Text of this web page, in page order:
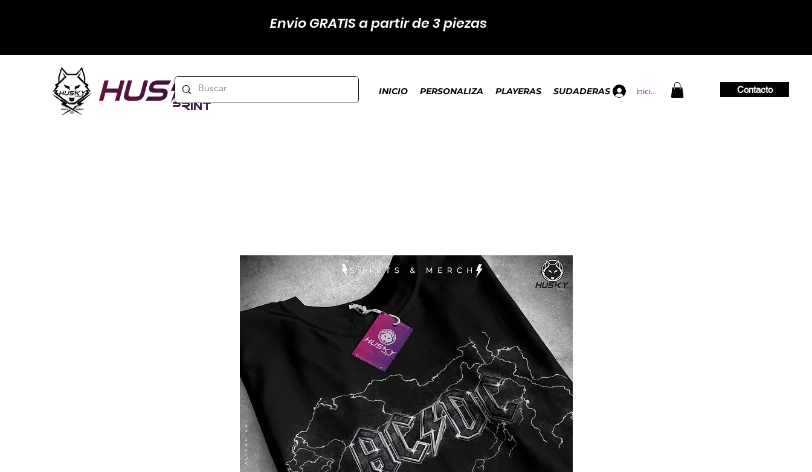
Envio GRATIS a partir de 3 piezas
INICIO PERSONALIZA PLAYERAS SUDADERAS Iniciar sesión Contacto